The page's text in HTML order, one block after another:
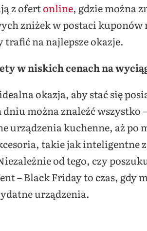
z ofertonline, gdzie można
zniżek w postaci
trafić na najlepsze okazje.
w niskich cenach na
okazja, aby stać się
można znaleźć
urządzenia kuchenne, aż po
takie jak inteligentne
od tego, czy
– Black Friday to czas, gdy
urządzenia.